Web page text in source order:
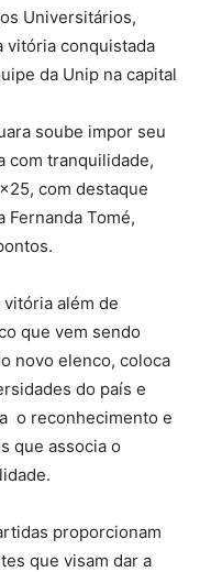
Universitários,
vitória conquistada
da Unip na capital
soube impor seu
com tranquilidade,
com destaque
Fernanda Tomé,
vitória além de
que vem sendo
novo elenco, coloca
do país e
o reconhecimento e
que associa o
proporcionam
que visam dar a